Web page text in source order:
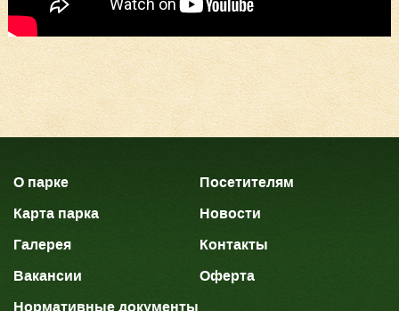
О парке
Посетителям
Карта парка
Новости
Галерея
Контакты
Вакансии
Оферта